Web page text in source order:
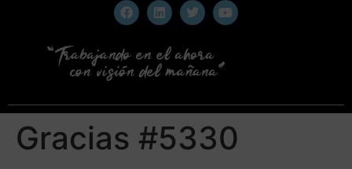
Gracias #5330